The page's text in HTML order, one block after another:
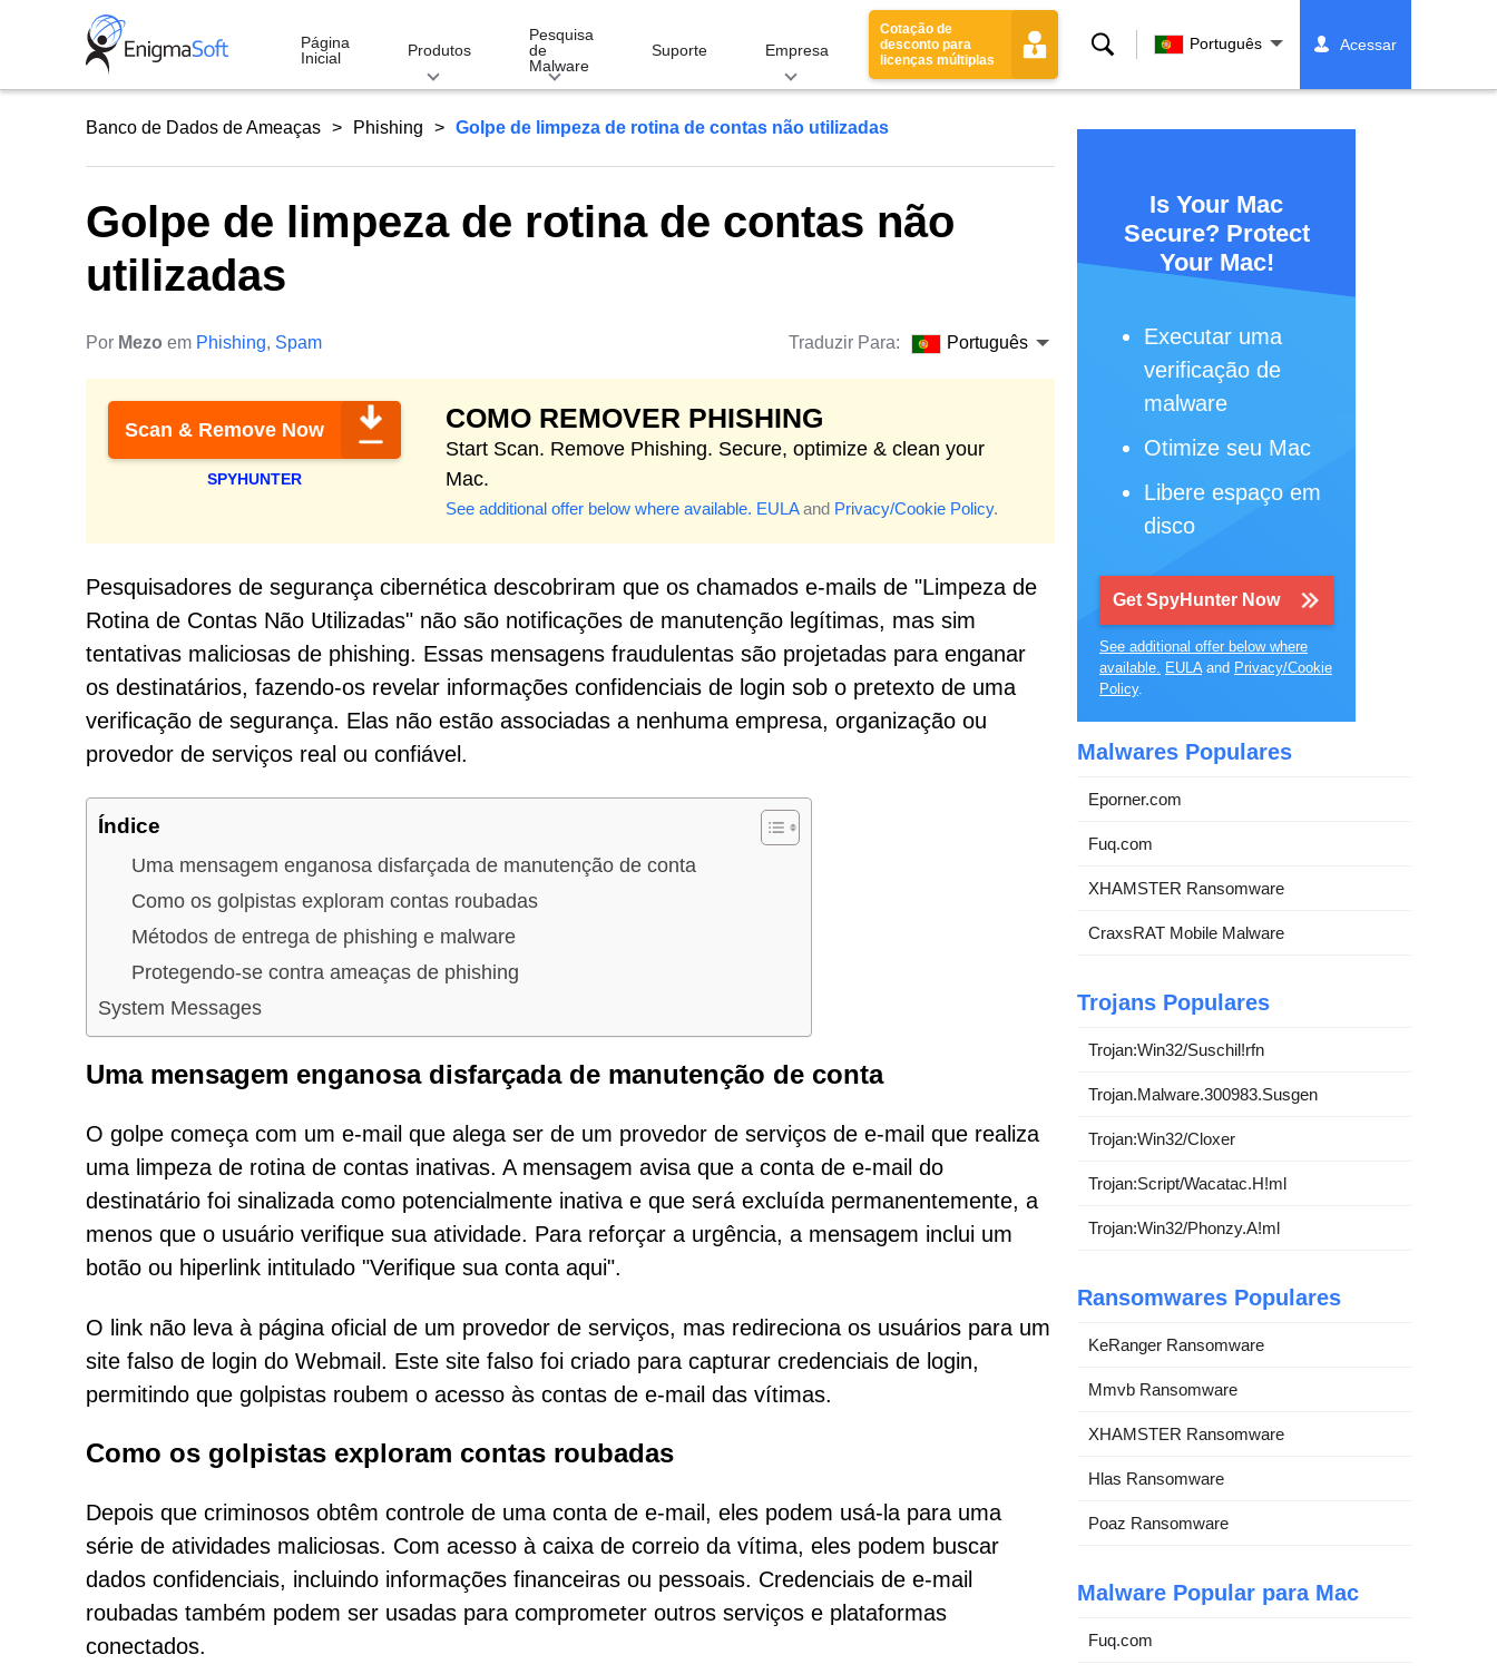
Página
Inicial
Produtos
Pesquisa
de
Malware
Suporte Empresa
Cotação de
desconto para
licenças múltiplas
Buscar Português Acessar
Banco de Dados de Ameaças Phishing Golpe de limpeza de rotina de contas não utilizadas
Golpe de limpeza de rotina de contas não
utilizadas
Por Mezo em Phishing, Spam Traduzir Para: Português
Scan & Remove Now
SPYHUNTER
COMO REMOVER PHISHING
Start Scan. Remove Phishing. Secure, optimize & clean your
Mac.
See additional offer below where available. EULAand Privacy/Cookie Policy.
Pesquisadores de segurança cibernética descobriram que os chamados e-mails de "Limpeza de
Rotina de Contas Não Utilizadas" não são notificações de manutenção legítimas, mas sim
tentativas maliciosas de phishing. Essas mensagens fraudulentas são projetadas para enganar
os destinatários, fazendo-os revelar informações confidenciais de login sob o pretexto de uma
verificação de segurança. Elas não estão associadas a nenhuma empresa, organização ou
provedor de serviços real ou confiável.
Índice
Uma mensagem enganosa disfarçada de manutenção de conta
Como os golpistas exploram contas roubadas
Métodos de entrega de phishing e malware
Protegendo-se contra ameaças de phishing
System Messages
Uma mensagem enganosa disfarçada de manutenção de conta
O golpe começa com um e-mail que alega ser de um provedor de serviços de e-mail que realiza
uma limpeza de rotina de contas inativas. A mensagem avisa que a conta de e-mail do
destinatário foi sinalizada como potencialmente inativa e que será excluída permanentemente, a
menos que o usuário verifique sua atividade. Para reforçar a urgência, a mensagem inclui um
botão ou hiperlink intitulado "Verifique sua conta aqui".
O link não leva à página oficial de um provedor de serviços, mas redireciona os usuários para um
site falso de login do Webmail. Este site falso foi criado para capturar credenciais de login,
permitindo que golpistas roubem o acesso às contas de e-mail das vítimas.
Como os golpistas exploram contas roubadas
Depois que criminosos obtêm controle de uma conta de e-mail, eles podem usá-la para uma
série de atividades maliciosas. Com acesso à caixa de correio da vítima, eles podem buscar
dados confidenciais, incluindo informações financeiras ou pessoais. Credenciais de e-mail
roubadas também podem ser usadas para comprometer outros serviços e plataformas
conectados.
Is Your Mac
Secure? Protect
Your Mac!
Executar uma
verificação de
malware
Otimize seu Mac
Libere espaço em
disco
Get SpyHunter Now
See additional offer below where
available. EULAand Privacy/Cookie
Policy.
Malwares Populares
Eporner.com
Fuq.com
XHAMSTER Ransomware
CraxsRAT Mobile Malware
Trojans Populares
Trojan:Win32/Suschil!rfn
Trojan.Malware.300983.Susgen
Trojan:Win32/Cloxer
Trojan:Script/Wacatac.H!ml
Trojan:Win32/Phonzy.A!ml
Ransomwares Populares
KeRanger Ransomware
Mmvb Ransomware
XHAMSTER Ransomware
Hlas Ransomware
Poaz Ransomware
Malware Popular para Mac
Fuq.com